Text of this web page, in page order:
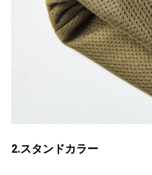
2.スタンドカラー